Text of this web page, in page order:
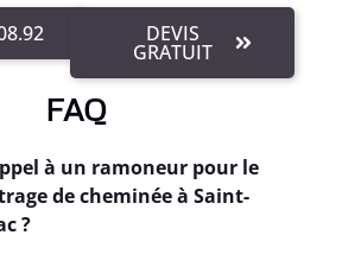
DEVIS
GRATUIT
FAQ
à un ramoneur pour le
de cheminée à Saint-
?